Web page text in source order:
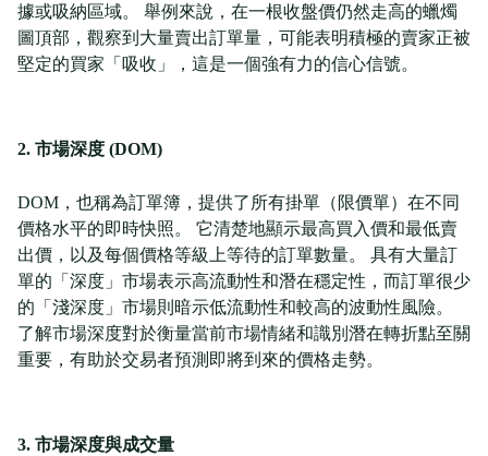
據或吸納區域。 舉例來說，在一根收盤價仍然走高的蠟燭
圖頂部，觀察到大量賣出訂單量，可能表明積極的賣家正被
堅定的買家「吸收」，這是一個強有力的信心信號。
2. 市場深度 (DOM)
DOM，也稱為訂單簿，提供了所有掛單（限價單）在不同
價格水平的即時快照。 它清楚地顯示最高買入價和最低賣
出價，以及每個價格等級上等待的訂單數量。 具有大量訂
單的「深度」市場表示高流動性和潛在穩定性，而訂單很少
的「淺深度」市場則暗示低流動性和較高的波動性風險。
了解市場深度對於衡量當前市場情緒和識別潛在轉折點至關
重要，有助於交易者預測即將到來的價格走勢。
3. 市場深度與成交量